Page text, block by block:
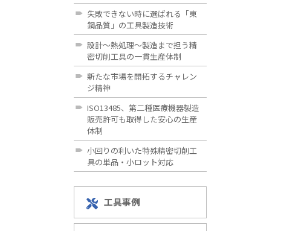
失敗できない時に選ばれる「東
鋼品質」の工具製造技術
設計～熱処理～製造まで担う精
密切削工具の一貫生産体制
新たな市場を開拓するチャレン
ジ精神
ISO13485、第二種医療機器製造
販売許可も取得した安心の生産
体制
小回りの利いた特殊精密切削工
具の単品・小ロット対応
工具事例